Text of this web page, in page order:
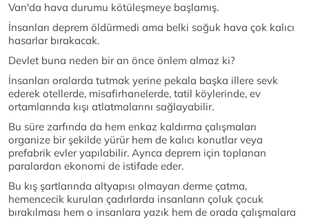
Van'da hava durumu kötüleşmeye başlamış.
İnsanları deprem öldürmedi ama belki soğuk hava çok kalıcı
hasarlar bırakacak.
Devlet buna neden bir an önce önlem almaz ki?
İnsanları oralarda tutmak yerine pekala başka illere sevk
ederek otellerde, misafirhanelerde, tatil köylerinde, ev
ortamlarında kışı atlatmalarını sağlayabilir.
Bu süre zarfında da hem enkaz kaldırma çalışmaları
organize bir şekilde yürür hem de kalıcı konutlar veya
prefabrik evler yapılabilir. Ayrıca deprem için toplanan
paralardan ekonomi de istifade eder.
Bu kış şartlarında altyapısı olmayan derme çatma,
hemencecik kurulan çadırlarda insanların çoluk çocuk
bırakılması hem o insanlara yazık hem de orada çalışmalara